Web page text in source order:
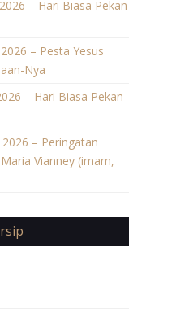
– Hari Biasa Pekan
– Pesta Yesus
Nya
– Hari Biasa Pekan
– Peringatan
Vianney (imam,